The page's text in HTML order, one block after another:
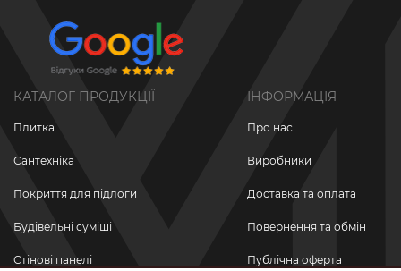
КАТАЛОГ ПРОДУКЦІЇ
Плитка
Сантехніка
Покриття для підлоги
Будівельні суміші
Стінові панелі
ІНФОРМАЦІЯ
Про нас
Виробники
Доставка та оплата
Повернення та обмін
Публічна оферта